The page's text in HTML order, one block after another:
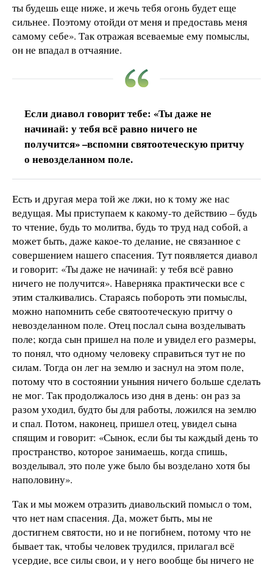
ты будешь еще ниже, и жечь тебя огонь будет еще
сильнее. Поэтому отойди от меня и предоставь меня
самому себе». Так отражая всеваемые ему помыслы,
он не впадал в отчаяние.
Если диавол говорит тебе: «Ты даже не
начинай: у тебя всё равно ничего не
получится» –вспомни святоотеческую притчу
о невозделанном поле.
Есть и другая мера той же лжи, но к тому же нас
ведущая. Мы приступаем к какому-то действию – будь
то чтение, будь то молитва, будь то труд над собой, а
может быть, даже какое-то делание, не связанное с
совершением нашего спасения. Тут появляется диавол
и говорит: «Ты даже не начинай: у тебя всё равно
ничего не получится». Наверняка практически все с
этим сталкивались. Стараясь побороть эти помыслы,
можно напомнить себе святоотеческую притчу о
невозделанном поле. Отец послал сына возделывать
поле; когда сын пришел на поле и увидел его размеры,
то понял, что одному человеку справиться тут не по
силам. Тогда он лег на землю и заснул на этом поле,
потому что в состоянии уныния ничего больше сделать
не мог. Так продолжалось изо дня в день: он раз за
разом уходил, будто бы для работы, ложился на землю
и спал. Потом, наконец, пришел отец, увидел сына
спящим и говорит: «Сынок, если бы ты каждый день то
пространство, которое занимаешь, когда спишь,
возделывал, это поле уже было бы возделано хотя бы
наполовину».
Так и мы можем отразить диавольский помысл о том,
что нет нам спасения. Да, может быть, мы не
достигнем святости, но и не погибнем, потому что не
бывает так, чтобы человек трудился, прилагал всё
усердие, все силы свои, и у него вообще бы ничего не